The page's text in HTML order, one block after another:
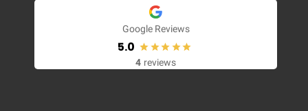
Google Reviews
5.0
4 reviews